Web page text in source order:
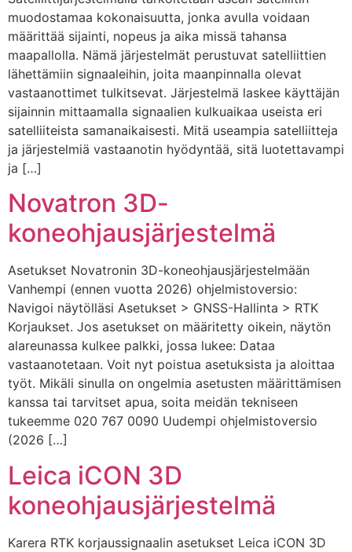
muodostamaa kokonaisuutta, jonka avulla voidaan
määrittää sijainti, nopeus ja aika missä tahansa
maapallolla. Nämä järjestelmät perustuvat satelliittien
lähettämiin signaaleihin, joita maanpinnalla olevat
vastaanottimet tulkitsevat. Järjestelmä laskee käyttäjän
sijainnin mittaamalla signaalien kulkuaikaa useista eri
satelliiteista samanaikaisesti. Mitä useampia satelliitteja
ja järjestelmiä vastaanotin hyödyntää, sitä luotettavampi
ja […]
Novatron 3D-
koneohjausjärjestelmä
Asetukset Novatronin 3D-koneohjausjärjestelmään
Vanhempi (ennen vuotta 2026) ohjelmistoversio:
Navigoi näytölläsi Asetukset > GNSS-Hallinta > RTK
Korjaukset. Jos asetukset on määritetty oikein, näytön
alareunassa kulkee palkki, jossa lukee: Dataa
vastaanotetaan. Voit nyt poistua asetuksista ja aloittaa
työt. Mikäli sinulla on ongelmia asetusten määrittämisen
kanssa tai tarvitset apua, soita meidän tekniseen
tukeemme 020 767 0090 Uudempi ohjelmistoversio
(2026 […]
Leica iCON 3D
koneohjausjärjestelmä
Karera RTK korjaussignaalin asetukset Leica iCON 3D